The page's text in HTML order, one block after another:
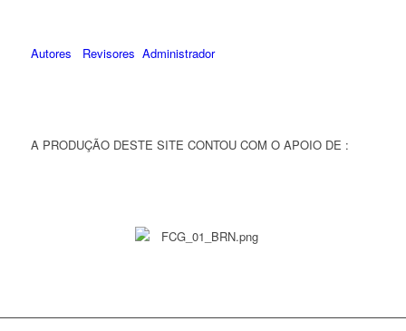
Autores Revisores Administrador
A PRODUÇÃO DESTE SITE CONTOU COM O APOIO DE :